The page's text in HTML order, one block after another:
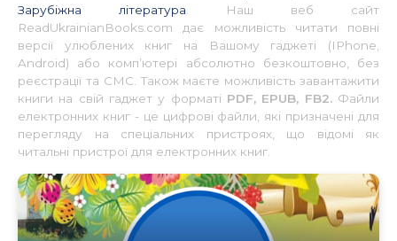
Зарубіжна література . Наш веб сайт
ReadUkrainianBooks.com дає можливість читати повні
версії улюблених книг на Вашому гаджеті (IPhone,
Android) або комп’ютері абсолютно безкоштовно, без
реєстрації та СМС. Також маєте можливість завантажити
книги на свій гаджет у форматі PDF, EPUB, FB2.Файли
електронних книг - це цифрові файли, які призначені для
перегляду на спеціальних пристроях, що відомі як
читальні пристрої для електронних книг.